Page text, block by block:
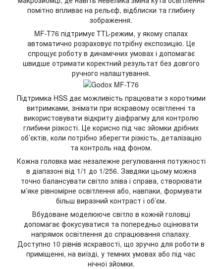
помітно впливає на рельєф, відблиски та глибину
зображення.
MF-T76 підтримує TTL-режим, у якому спалах
автоматично розраховує потрібну експозицію. Це
спрощує роботу в динамічних умовах і допомагає
швидше отримати коректний результат без довгого
ручного налаштування.
Підтримка HSS дає можливість працювати з короткими
витримками, знімати при яскравому освітленні та
використовувати відкриту діафрагму для контролю
глибини різкості. Це корисно під час зйомки дрібних
об’єктів, коли потрібно зберегти різкість, деталізацію
та контроль над фоном.
Кожна головка має незалежне регулювання потужності
в діапазоні від 1/1 до 1/256. Завдяки цьому можна
точно балансувати світло зліва і справа, створювати
м’яке рівномірне освітлення або, навпаки, формувати
більш виразний контраст і об’єм.
Вбудоване моделююче світло в кожній головці
допомагає фокусуватися та попередньо оцінювати
напрямок освітлення до спрацювання спалаху.
Доступно 10 рівнів яскравості, що зручно для роботи в
приміщенні, на виїзді, у темних умовах або під час
нічної зйомки.